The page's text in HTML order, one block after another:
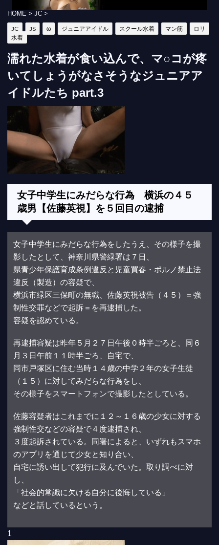
HOME > JC >
JC JS ω ジュニアアイドル スクール水着 マン筋
ロリ
水着
濡れた水着が食い込んで、マ○コが疼
いてしょうがなさそうなジュニアア
イドルたち part.3
女子中学生にみだらな行為 横浜の４５
歳男【佐藤英視】を５回目の逮捕
女子中学生にみだらな行為をしたうえ、その様子を撮
影したとして、神奈川県警緑署は７日、
県青少年保護育成条例違反と児童買春・ポルノ禁止法
違反（製造）の容疑で、
横浜市緑区三保町の無職、佐藤英視被告（４５）＝強
制性交罪などで起訴＝を再逮捕した。
容疑を認めている。
再逮捕容疑は昨年５月２７日午後０時半ごろと、同６
月３日午前１１時半ごろ、自宅で、
同市戸塚区に住む当時１４歳の中学２年の女子生徒
（１５）に対してみだらな行為をし、
その様子をスマートフォンで撮影したとしている。
佐藤容疑者はこれまでに１２～１６歳の少女に対する
強制性交などの容疑で４度逮捕され、
３度起訴されている。同署によると、いずれもスマホ
のアプリを通じて少女と知り合い、
自宅に誘い出して犯行に及んでいた。取り調べに対
し、
「社会的常識に欠ける自分に後悔している」
などと話しているという。
1